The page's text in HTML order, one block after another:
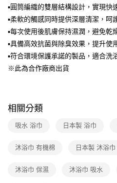
法說明評估內容。
1.分期款項不併入電信帳單，「大哥付
醒簡訊。
2.透過簡訊連結打開帳單後，可選擇「
帳／街口支付／iPASS MONEY」等通
【注意事項】
2.基於同意付款使用「大哥付你分期」
資料（包含姓名、電話或地址）提供予
3.完整用戶服務條款，請詳閱以下連結：
▪圓筒編織的雙層結構設計，實現快
▪柔軟的觸感同時提供深層清潔，呵
▪每次使用後肌膚保持濕潤，避免乾
▪具備高效抗菌與除臭效果，提升使
▪符合環境保護承諾的製品，適合洗
※此為合作廠商出貨
相關分類
吸水 浴巾 日本製 浴巾
沐浴巾 有機棉 日本製 沐浴巾
沐浴巾 保濕 沐浴巾 吸水